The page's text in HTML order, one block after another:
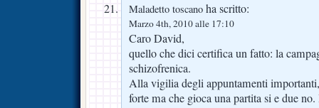
Maladetto toscano ha scritto:
Marzo 4th, 2010 alle 17:10
Caro David,
quello che dici certifica un fatto: la
schizofrenica.
Alla vigilia degli appuntamenti
forte ma che gioca una partita si e due